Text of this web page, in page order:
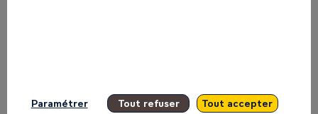
Stage
Paramétrer Tout refuser Tout accepter